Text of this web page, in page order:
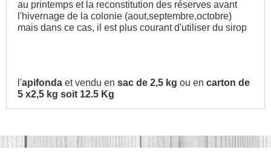
au printemps et la reconstitution des réserves avant
l'hivernage de la colonie (aout,septembre,octobre)
mais dans ce cas, il est plus courant d'utiliser du sirop
l'apifonda et vendu ensac de 2,5 kg ou encarton de
5 x2,5 kg soit 12.5 Kg